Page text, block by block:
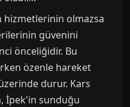
hizmetlerinin olmazsa
güvenini
önceliğidir. Bu
özenle hareket
durur. Kars
İpek'in sunduğu